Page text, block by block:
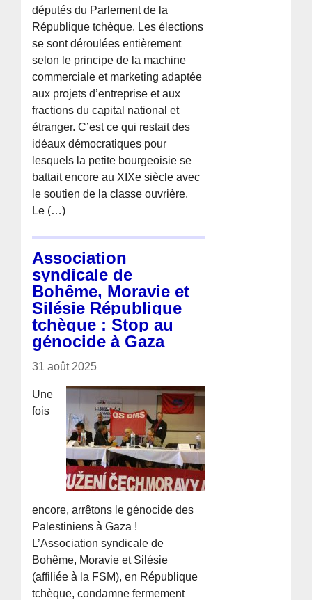
députés du Parlement de la
République tchèque. Les élections
se sont déroulées entièrement
selon le principe de la machine
commerciale et marketing adaptée
aux projets d’entreprise et aux
fractions du capital national et
étranger. C’est ce qui restait des
idéaux démocratiques pour
lesquels la petite bourgeoisie se
battait encore au XIXe siècle avec
le soutien de la classe ouvrière.
Le (…)
Association
syndicale de
Bohême, Moravie et
Silésie République
tchèque : Stop au
génocide à Gaza
31 août 2025
Une
fois
encore, arrêtons le génocide des
Palestiniens à Gaza !
L’Association syndicale de
Bohême, Moravie et Silésie
(affiliée à la FSM), en République
tchèque, condamne fermement